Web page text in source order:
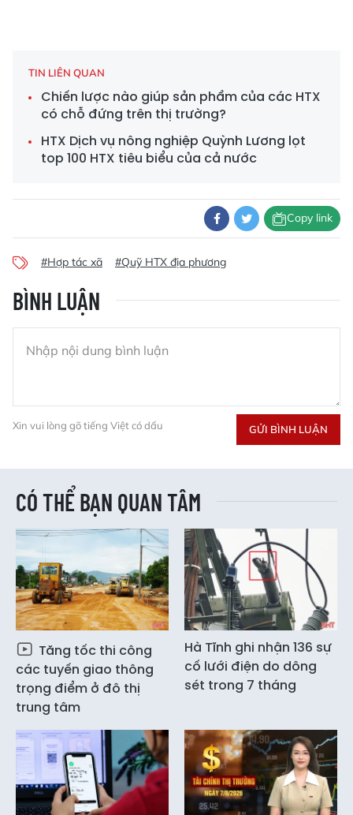
TIN LIÊN QUAN
Chiến lược nào giúp sản phẩm của các HTX
có chỗ đứng trên thị trường?
HTX Dịch vụ nông nghiệp Quỳnh Lương lọt
top 100 HTX tiêu biểu của cả nước
Copy link
#Hợp tác xã #Quỹ HTX địa phương
BÌNH LUẬN
Xin vui lòng gõ tiếng Việt có dấu GỬI BÌNH LUẬN
CÓ THỂ BẠN QUAN TÂM
Tăng tốc thi công
các tuyến giao thông
trọng điểm ở đô thị
trung tâm
Hà Tĩnh ghi nhận 136 sự
cố lưới điện do dông
sét trong 7 tháng